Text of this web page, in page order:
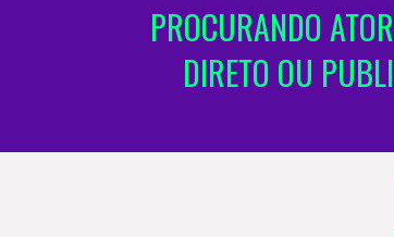
PROCURANDO
DIRETO OU